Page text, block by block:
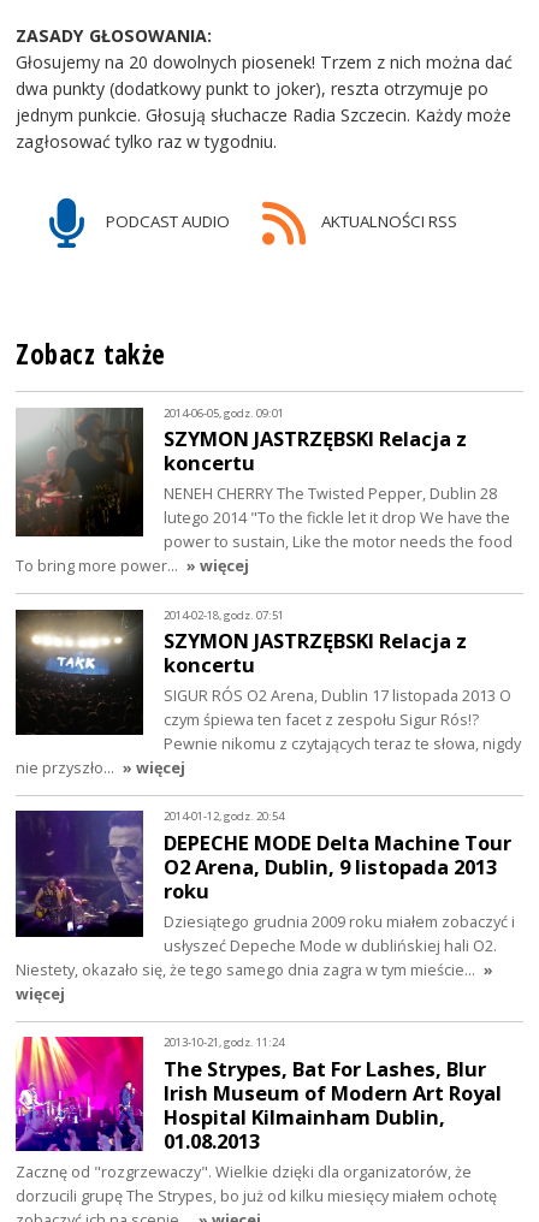
ZASADY GŁOSOWANIA:
Głosujemy na 20 dowolnych piosenek! Trzem z nich można dać
dwa punkty (dodatkowy punkt to joker), reszta otrzymuje po
jednym punkcie. Głosują słuchacze Radia Szczecin. Każdy może
zagłosować tylko raz w tygodniu.
PODCAST AUDIO AKTUALNOŚCI RSS
Zobacz także
2014-06-05, godz. 09:01
SZYMON JASTRZĘBSKI Relacja z
koncertu
NENEH CHERRY The Twisted Pepper, Dublin 28
lutego 2014 "To the fickle let it drop We have the
power to sustain, Like the motor needs the food
To bring more power… » więcej
2014-02-18, godz. 07:51
SZYMON JASTRZĘBSKI Relacja z
koncertu
SIGUR RÓS O2 Arena, Dublin 17 listopada 2013 O
czym śpiewa ten facet z zespołu Sigur Rós!?
Pewnie nikomu z czytających teraz te słowa, nigdy
nie przyszło… » więcej
2014-01-12, godz. 20:54
DEPECHE MODE Delta Machine Tour
O2 Arena, Dublin, 9 listopada 2013
roku
Dziesiątego grudnia 2009 roku miałem zobaczyć i
usłyszeć Depeche Mode w dublińskiej hali O2.
Niestety, okazało się, że tego samego dnia zagra w tym mieście… »
więcej
2013-10-21, godz. 11:24
The Strypes, Bat For Lashes, Blur
Irish Museum of Modern Art Royal
Hospital Kilmainham Dublin,
01.08.2013
Zacznę od "rozgrzewaczy". Wielkie dzięki dla organizatorów, że
dorzucili grupę The Strypes, bo już od kilku miesięcy miałem ochotę